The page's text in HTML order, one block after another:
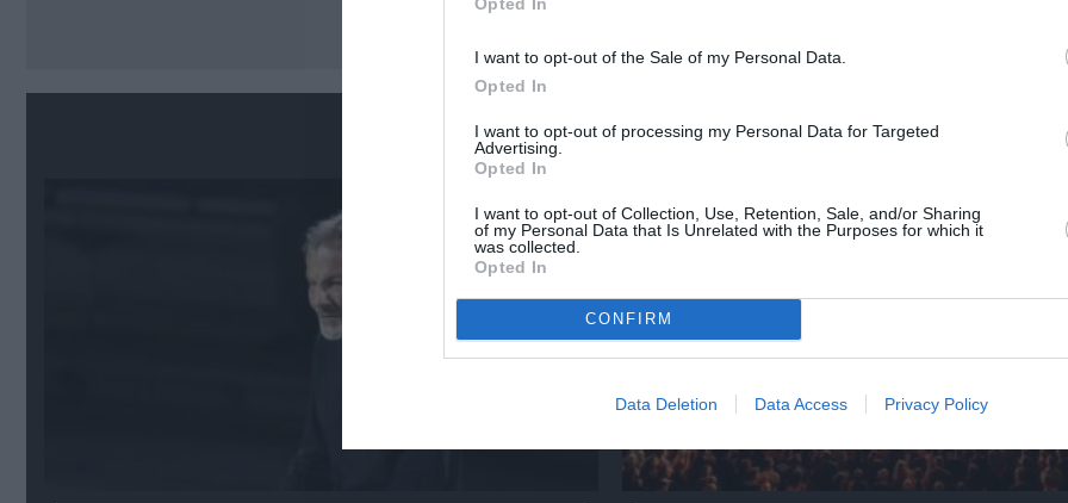
I want to opt-out of the Sale of my Personal Data.
Opted In
I want to opt-out of processing my Personal Data for Targeted
Advertising.
Opted In
I want to opt-out of Collection, Use, Retention, Sale, and/or Sharing
of my Personal Data that Is Unrelated with the Purposes for which it
was collected.
Opted In
CONFIRM
Data Deletion Data Access Privacy Policy
Σχετικά Άρθρα